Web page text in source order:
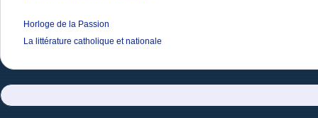
Horloge de la Passion
La littérature catholique et nationale